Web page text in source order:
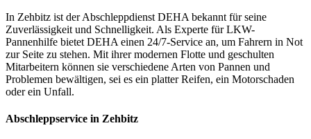
In Zehbitz ist der Abschleppdienst DEHA bekannt für seine
Zuverlässigkeit und Schnelligkeit. Als Experte für LKW-
Pannenhilfe bietet DEHA einen 24/7-Service an, um Fahrern in Not
zur Seite zu stehen. Mit ihrer modernen Flotte und geschulten
Mitarbeitern können sie verschiedene Arten von Pannen und
Problemen bewältigen, sei es ein platter Reifen, ein Motorschaden
oder ein Unfall.
Abschleppservice in Zehbitz